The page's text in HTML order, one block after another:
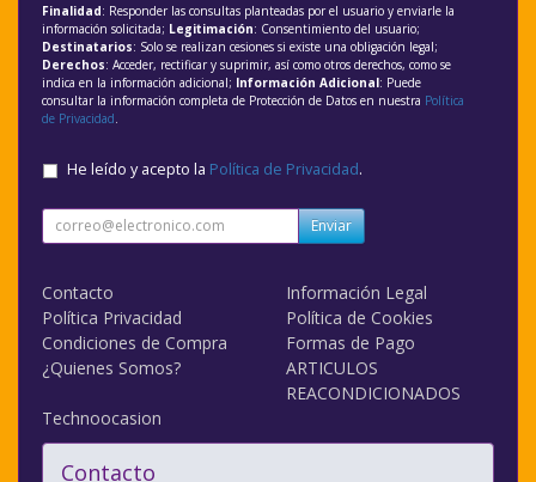
Finalidad: Responder las consultas planteadas por el usuario y enviarle la
información solicitada; Legitimación: Consentimiento del usuario;
Destinatarios: Solo se realizan cesiones si existe una obligación legal;
Derechos: Acceder, rectificar y suprimir, así como otros derechos, como se
indica en la información adicional; Información Adicional: Puede
consultar la información completa de Protección de Datos en nuestra Política
de Privacidad
He leído y acepto la Política de Privacidad.
Enviar
Contacto
Información Legal
Política Privacidad
Política de Cookies
Condiciones de Compra
Formas de Pago
¿Quienes Somos?
ARTICULOS
REACONDICIONADOS
Technoocasion
Contacto